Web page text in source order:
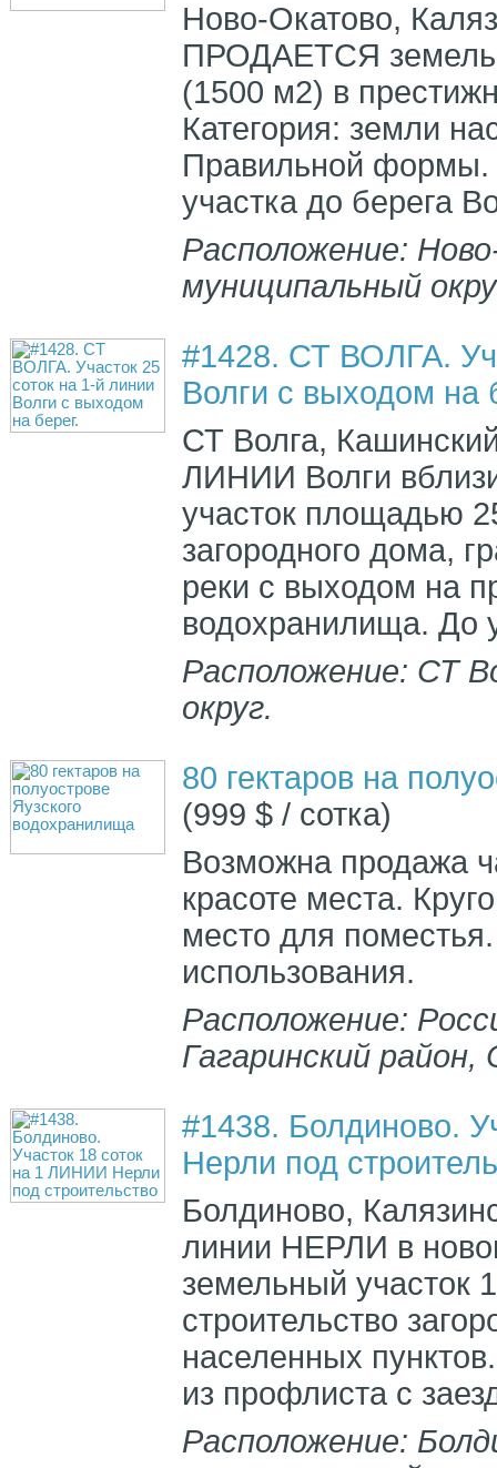
Ново-Окатово,
ПРОДАЕТСЯ
(1500 м2) в
Категория: земли
Правильной формы.
участка до берега
Расположение:
муниципальный
#1428. СТ ВОЛГА.
Волги с выходом на
СТ Волга,
ЛИНИИ Волги
участок площадью
загородного дома,
реки с выходом на
водохранилища. До
Расположение: СТ
округ.
80 гектаров на
(999 $ / сотка)
Возможна продажа
красоте места.
место для
использования.
Расположение:
Гагаринский район,
#1438. Болдиново.
Нерли под
Болдиново,
линии НЕРЛИ в
земельный участок
строительство
населенных
из профлиста с
Расположение: